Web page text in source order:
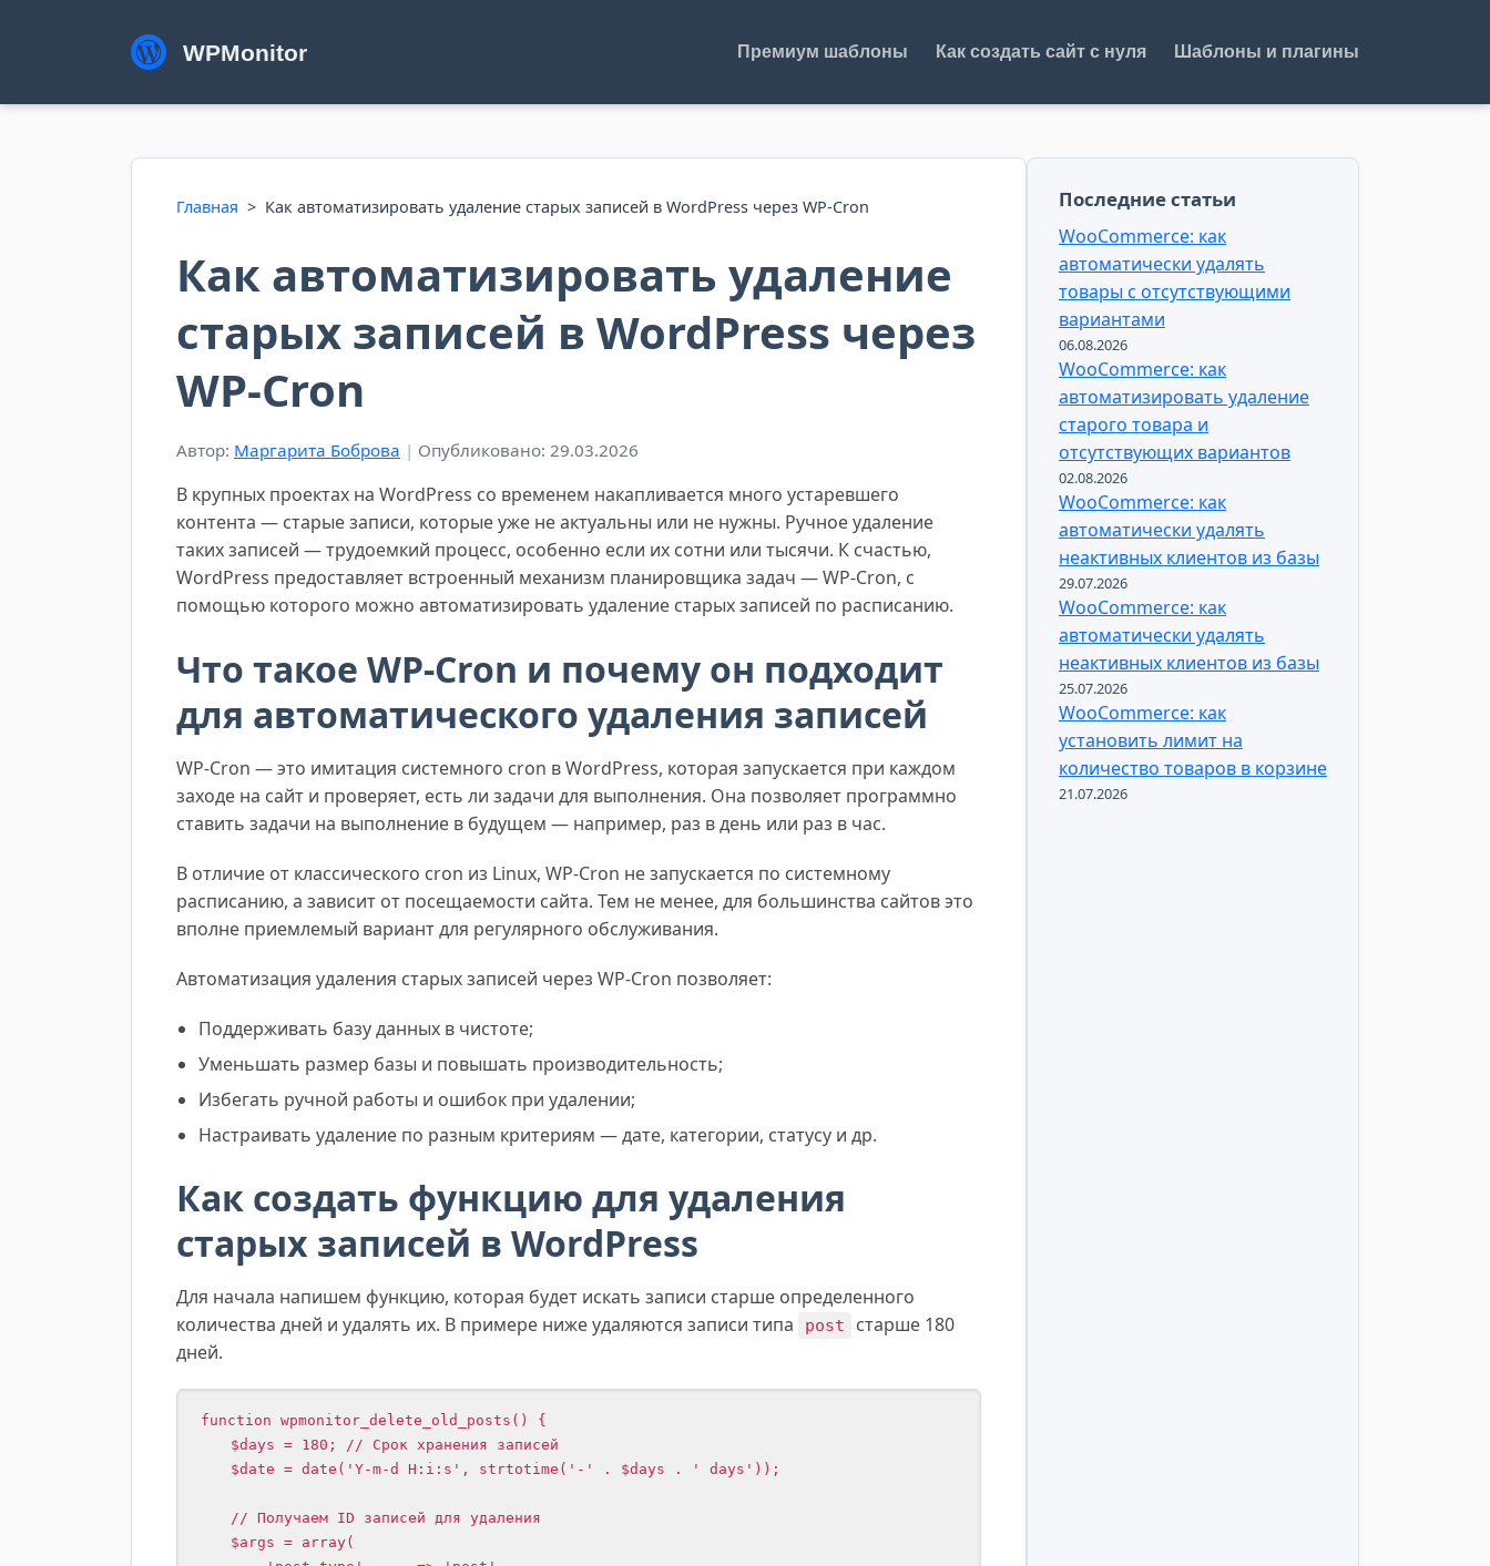
WPMonitor Премиум шаблоны Как создать сайт с нуля Шаблоны и плагины
Главная > Как автоматизировать удаление старых записей в WordPress через WP-Cron
Как автоматизировать удаление
старых записей в WordPress через
WP-Cron
Автор: Маргарита Боброва | Опубликовано: 29.03.2026
В крупных проектах на WordPress со временем накапливается много устаревшего
контента — старые записи, которые уже не актуальны или не нужны. Ручное удаление
таких записей — трудоемкий процесс, особенно если их сотни или тысячи. К счастью,
WordPress предоставляет встроенный механизм планировщика задач — WP-Cron, с
помощью которого можно автоматизировать удаление старых записей по расписанию.
Что такое WP-Cron и почему он подходит
для автоматического удаления записей
WP-Cron — это имитация системного cron в WordPress, которая запускается при каждом
заходе на сайт и проверяет, есть ли задачи для выполнения. Она позволяет программно
ставить задачи на выполнение в будущем — например, раз в день или раз в час.
В отличие от классического cron из Linux, WP-Cron не запускается по системному
расписанию, а зависит от посещаемости сайта. Тем не менее, для большинства сайтов это
вполне приемлемый вариант для регулярного обслуживания.
Автоматизация удаления старых записей через WP-Cron позволяет:
Поддерживать базу данных в чистоте;
Уменьшать размер базы и повышать производительность;
Избегать ручной работы и ошибок при удалении;
Настраивать удаление по разным критериям — дате, категории, статусу и др.
Как создать функцию для удаления
старых записей в WordPress
Для начала напишем функцию, которая будет искать записи старше определенного
количества дней и удалять их. В примере ниже удаляются записи типа
post
старше 180
дней.
function wpmonitor_delete_old_posts() {
Последние статьи
WooCommerce: как
автоматически удалять
товары с отсутствующими
вариантами
06.08.2026
WooCommerce: как
автоматизировать удаление
старого товара и
отсутствующих вариантов
02.08.2026
WooCommerce: как
автоматически удалять
неактивных клиентов из базы
29.07.2026
WooCommerce: как
автоматически удалять
неактивных клиентов из базы
25.07.2026
WooCommerce: как
установить лимит на
количество товаров в корзине
21.07.2026